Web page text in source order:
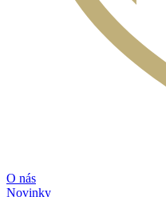
O nás
Novinky